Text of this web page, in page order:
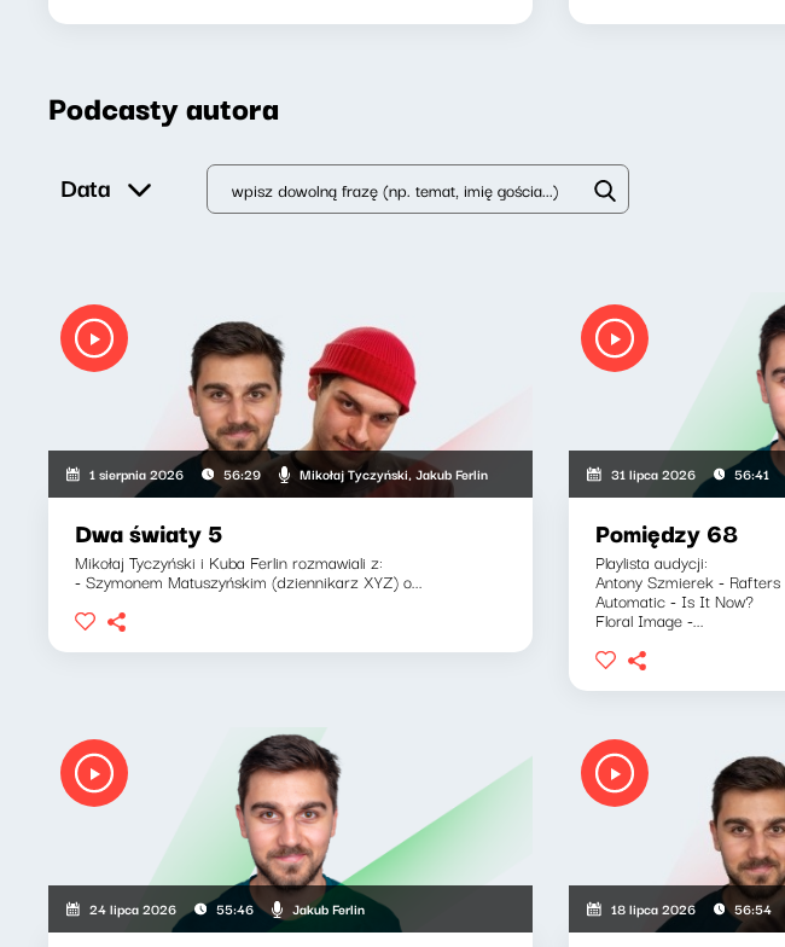
Podcasty autora
Data
1 sierpnia 2026 56:29 Mikołaj Tyczyński, Jakub Ferlin
Dwa światy 5
Mikołaj Tyczyński i Kuba Ferlin rozmawiali z:
- Szymonem Matuszyńskim (dziennikarz XYZ) o...
31 lipca 2026 56:41
Pomiędzy 68
Playlista audycji:
Antony Szmierek - Rafters
Automatic - Is It Now?
Floral Image -...
24 lipca 2026 55:46 Jakub Ferlin 18 lipca 2026 56:54